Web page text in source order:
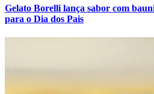
Grêmio
Gelato Borelli lança sabor com
para o Dia dos Pais